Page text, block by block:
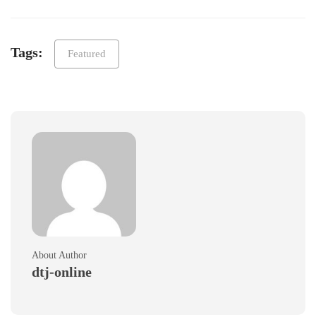
Tags: Featured
About Author
dtj-online